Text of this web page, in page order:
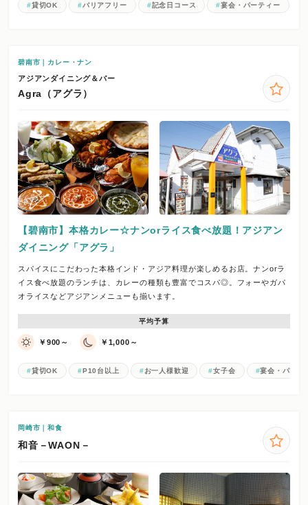
貸切OK バリアフリー 記念日コース 宴会・パーティー
碧南市｜カレー・ナン
アジアンダイニング＆バー
Agra（アグラ）
【碧南市】本格カレー☆ナンorライス食べ放題！アジアン
ダイニング「アグラ」
スパイスにこだわった本格インド・アジア料理が楽しめるお店。ナンorラ
イス食べ放題のランチは、カレーの種類も豊富でコスパ◎。フォーやガパ
オライスなどアジアンメニューも揃います。
平均予算
￥900～ ￥1,000～
貸切OK P10台以上 お一人様歓迎 女子会 宴会・パーテ
岡崎市｜和食
和音－WAON－